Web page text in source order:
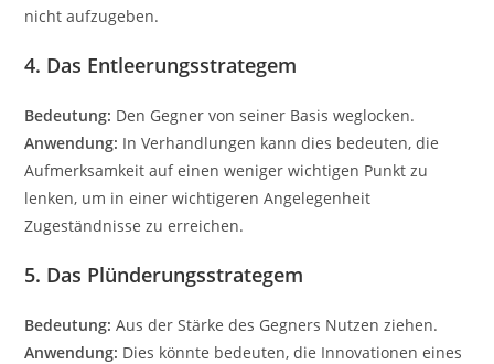
nicht aufzugeben.
4. Das Entleerungsstrategem
Bedeutung: Den Gegner von seiner Basis weglocken.
Anwendung: In Verhandlungen kann dies bedeuten, die
Aufmerksamkeit auf einen weniger wichtigen Punkt zu
lenken, um in einer wichtigeren Angelegenheit
Zugeständnisse zu erreichen.
5. Das Plünderungsstrategem
Bedeutung: Aus der Stärke des Gegners Nutzen ziehen.
Anwendung: Dies könnte bedeuten, die Innovationen eines